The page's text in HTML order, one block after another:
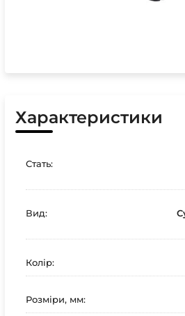
Характеристики
Стать:
Вид:
Колір:
Розміри, мм: